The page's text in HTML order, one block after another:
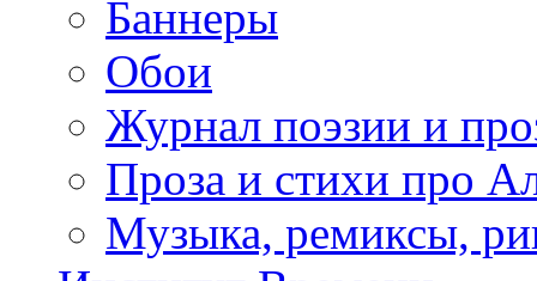
Баннеры
Обои
Журнал поэзии и
Проза и стихи про
Музыка, ремиксы,